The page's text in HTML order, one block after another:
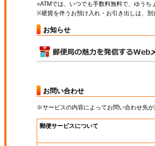
○ATMでは、いつでも手数料無料で、ゆうち
※硬貨を伴うお預け入れ・お引き出しは、別
お知らせ
お問い合わせ
※サービスの内容によってお問い合わせ先
郵便サービスについて